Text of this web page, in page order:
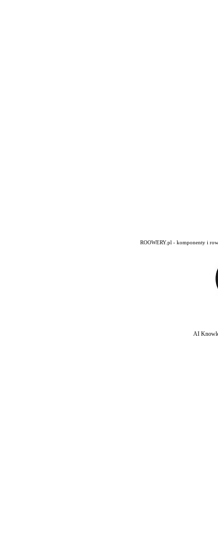
ROOWERY.pl - komponenty i
AI